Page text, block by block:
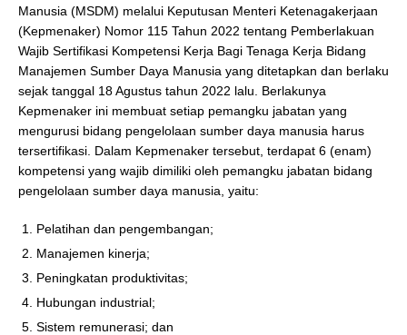
Manusia (MSDM) melalui Keputusan Menteri Ketenagakerjaan
(Kepmenaker) Nomor 115 Tahun 2022 tentang Pemberlakuan
Wajib Sertifikasi Kompetensi Kerja Bagi Tenaga Kerja Bidang
Manajemen Sumber Daya Manusia yang ditetapkan dan berlaku
sejak tanggal 18 Agustus tahun 2022 lalu. Berlakunya
Kepmenaker ini membuat setiap pemangku jabatan yang
mengurusi bidang pengelolaan sumber daya manusia harus
tersertifikasi. Dalam Kepmenaker tersebut, terdapat 6 (enam)
kompetensi yang wajib dimiliki oleh pemangku jabatan bidang
pengelolaan sumber daya manusia, yaitu:
Pelatihan dan pengembangan;
Manajemen kinerja;
Peningkatan produktivitas;
Hubungan industrial;
Sistem remunerasi; dan